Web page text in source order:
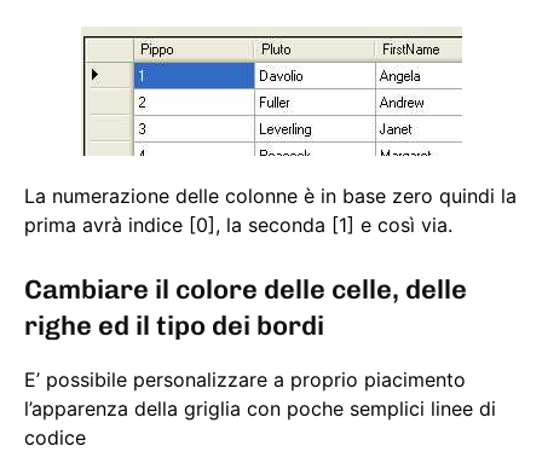
La numerazione delle colonne è in base zero quindi la
prima avrà indice [0], la seconda [1] e così via.
Cambiare il colore delle celle, delle
righe ed il tipo dei bordi
E’ possibile personalizzare a proprio piacimento
l’apparenza della griglia con poche semplici linee di
codice